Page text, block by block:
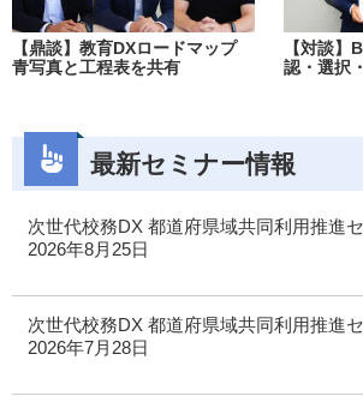
【鼎談】教育DXロードマップ
青写真と工程表を共有
【対談】
認・選択
最新セミナー情報
次世代校務DX 都道府県域共同利用推進
2026年8月25日
次世代校務DX 都道府県域共同利用推進
2026年7月28日